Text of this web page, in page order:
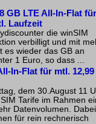
GB LTE All-In-Flat für
Laufzeit
die winSIM
verbilligt und mit
es wieder das GB an
1 Euro, so dass ...
In-Flat für mtl. 12,99
dem 30.August 11
Tarife im Rahmen
Datenvolumen. Dabei
für rein rechnerisch